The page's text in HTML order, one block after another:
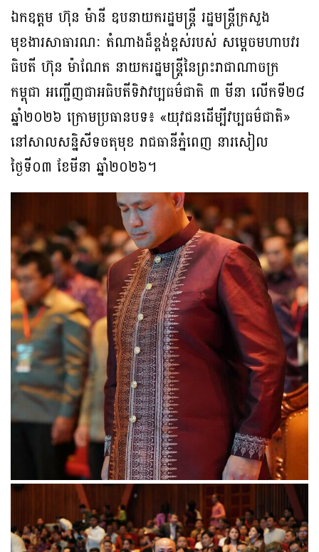
ឯកឧត្តម ហ៊ុន ម៉ានី ឧបនាយករដ្ឋមន្រ្តី រដ្ឋមន្រ្តីក្រសួង
មុខងារសាធារណៈ តំណាងដ៏ខ្ពង់ខ្ពស់របស់ សម្តេចមហាបវរ
ធិបតី ហ៊ុន ម៉ាណែត នាយករដ្ឋមន្រ្តីនៃព្រះរាជាណាចក្រ
កម្ពុជា អញ្ជើញជាអធិបតីទិវាវប្បធម៌ជាតិ ៣ មីនា លើកទី២៨
ឆ្នាំ២០២៦ ក្រោមប្រធានបទ៖ «យុវជនដើម្បីវប្បធម៌ជាតិ»
នៅសាលសន្និសីទចតុមុខ រាជធានីភ្នំពេញ នារសៀល
ថ្ងៃទី០៣ ខែមីនា ឆ្នាំ២០២៦។